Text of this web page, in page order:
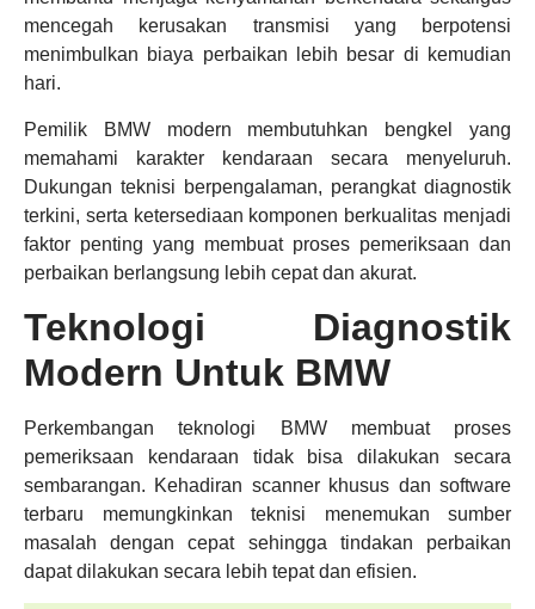
mencegah kerusakan transmisi yang berpotensi
menimbulkan biaya perbaikan lebih besar di kemudian
hari.
Pemilik BMW modern membutuhkan bengkel yang
memahami karakter kendaraan secara menyeluruh.
Dukungan teknisi berpengalaman, perangkat diagnostik
terkini, serta ketersediaan komponen berkualitas menjadi
faktor penting yang membuat proses pemeriksaan dan
perbaikan berlangsung lebih cepat dan akurat.
Teknologi Diagnostik
Modern Untuk BMW
Perkembangan teknologi BMW membuat proses
pemeriksaan kendaraan tidak bisa dilakukan secara
sembarangan. Kehadiran scanner khusus dan software
terbaru memungkinkan teknisi menemukan sumber
masalah dengan cepat sehingga tindakan perbaikan
dapat dilakukan secara lebih tepat dan efisien.